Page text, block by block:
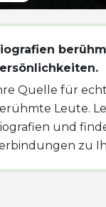
Quelle für
Leute.
und
zu